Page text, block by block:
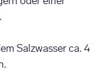
Salzwasser ca. 4